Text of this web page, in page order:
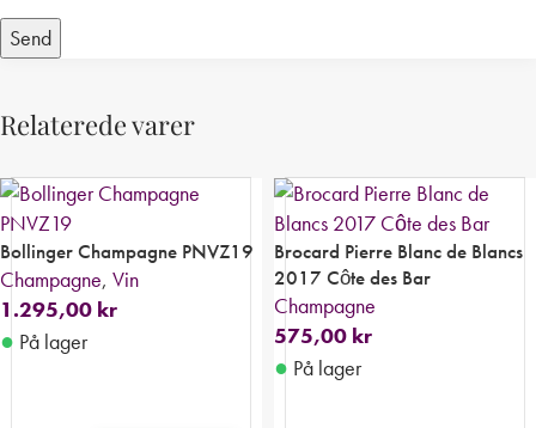
Relaterede varer
Bollinger Champagne PNVZ19
Champagne, Vin
1.295,00 kr
● På lager
Brocard Pierre Blanc de Blancs
2017 Côte des Bar
Champagne
575,00 kr
● På lager